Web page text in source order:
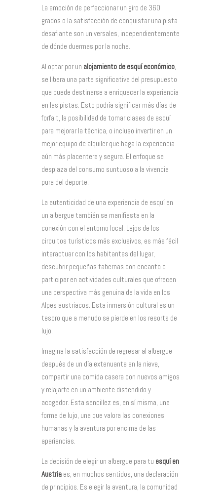
La emoción de perfeccionar un giro de 360
grados o la satisfacción de conquistar una pista
desafiante son universales, independientemente
de dónde duermas por la noche.
Al optar por un alojamiento de esquí económico,
se libera una parte significativa del presupuesto
que puede destinarse a enriquecer la experiencia
en las pistas. Esto podría significar más días de
forfait, la posibilidad de tomar clases de esquí
para mejorar la técnica, o incluso invertir en un
mejor equipo de alquiler que haga la experiencia
aún más placentera y segura. El enfoque se
desplaza del consumo suntuoso a la vivencia
pura del deporte.
La autenticidad de una experiencia de esquí en
un albergue también se manifiesta en la
conexión con el entorno local. Lejos de los
circuitos turísticos más exclusivos, es más fácil
interactuar con los habitantes del lugar,
descubrir pequeñas tabernas con encanto o
participar en actividades culturales que ofrecen
una perspectiva más genuina de la vida en los
Alpes austriacos. Esta inmersión cultural es un
tesoro que a menudo se pierde en los resorts de
lujo.
Imagina la satisfacción de regresar al albergue
después de un día extenuante en la nieve,
compartir una comida casera con nuevos amigos
y relajarte en un ambiente distendido y
acogedor. Esta sencillez es, en sí misma, una
forma de lujo, una que valora las conexiones
humanas y la aventura por encima de las
apariencias.
La decisión de elegir un albergue para tu esquí en
Austria es, en muchos sentidos, una declaración
de principios. Es elegir la aventura, la comunidad